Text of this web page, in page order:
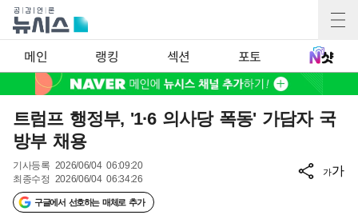
메인 랭킹 섹션 포토
트럼프 행정부, '1·6 의사당 폭동' 가담자 국
방부 채용
기사등록 2026/06/04 06:09:20
최종수정 2026/06/04 06:34:26
구글에서 선호하는 매체로 추가
가가